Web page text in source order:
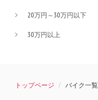
20万円～30万円以下
30万円以上
トップページ バイク一覧